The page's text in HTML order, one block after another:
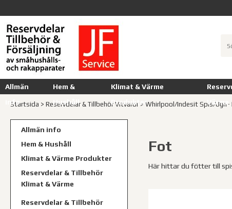
Allmän
info
Hem &
Hushåll
Klimat & Värme
Produkter
Värme
Startsida > Reservdelar & Tillbehör Vitvaror> Whirlpool/Indesit Spis/Ugn-
Allmän info
Hem & Hushåll
Klimat & Värme Produkter
Reservdelar & Tillbehör
Klimat & Värme
Reservdelar & Tillbehör
Fot
Här hittar du fötter till